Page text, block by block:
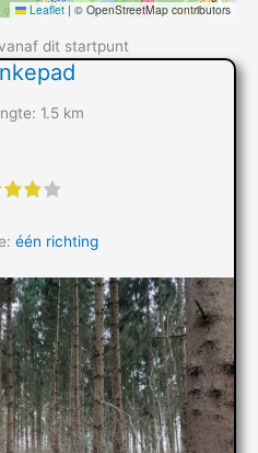
Leaflet | © OpenStreetMap contributors
dit startpunt
1.5 km
één richting